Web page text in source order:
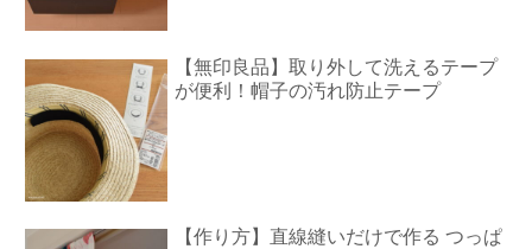
【無印良品】取り外して洗えるテープ
が便利！帽子の汚れ防止テープ
【作り方】直線縫いだけで作る つっぱ